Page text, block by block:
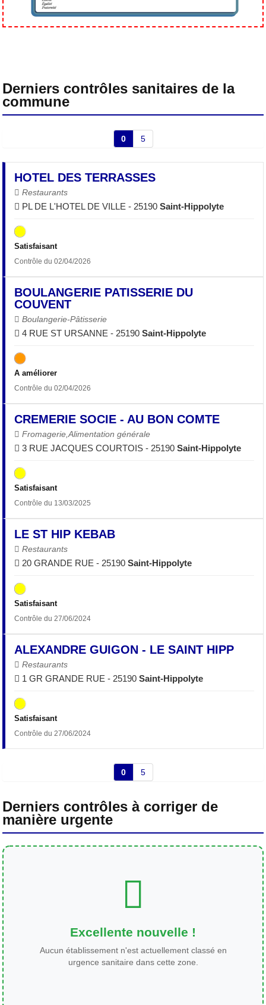
Derniers contrôles sanitaires de la
commune
0 5
HOTEL DES TERRASSES
Restaurants
PL DE L'HOTEL DE VILLE - 25190Saint-Hippolyte
Satisfaisant
Contrôle du 02/04/2026
BOULANGERIE PATISSERIE DU
COUVENT
Boulangerie-Pâtisserie
4 RUE ST URSANNE - 25190Saint-Hippolyte
A améliorer
Contrôle du 02/04/2026
CREMERIE SOCIE - AU BON COMTE
Fromagerie,Alimentation générale
3 RUE JACQUES COURTOIS - 25190Saint-Hippolyte
Satisfaisant
Contrôle du 13/03/2025
LE ST HIP KEBAB
Restaurants
20 GRANDE RUE - 25190Saint-Hippolyte
Satisfaisant
Contrôle du 27/06/2024
ALEXANDRE GUIGON - LE SAINT HIPP
Restaurants
1 GR GRANDE RUE - 25190Saint-Hippolyte
Satisfaisant
Contrôle du 27/06/2024
0 5
Derniers contrôles à corriger de
manière urgente
Excellente nouvelle !
Aucun établissement n'est actuellement classé en
urgence sanitaire dans cette zone.